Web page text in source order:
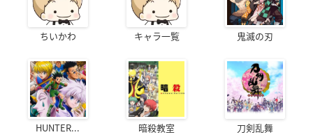
ちいかわ キャラ一覧 鬼滅の刃
HUNTER... 暗殺教室 刀剣乱舞